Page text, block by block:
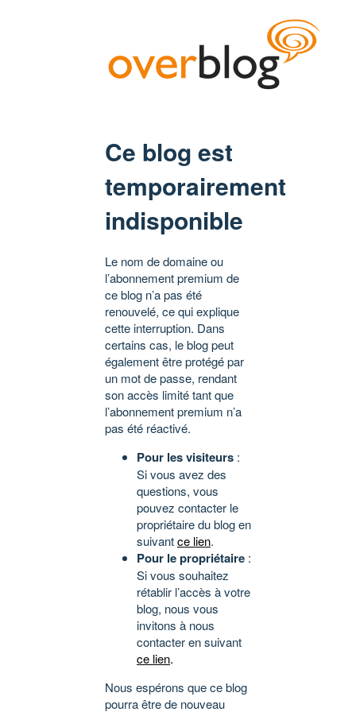
Ce blog est
temporairement
indisponible
Le nom de domaine ou
l’abonnement premium de
ce blog n’a pas été
renouvelé, ce qui explique
cette interruption. Dans
certains cas, le blog peut
également être protégé par
un mot de passe, rendant
son accès limité tant que
l’abonnement premium n’a
pas été réactivé.
Pour les visiteurs :
Si vous avez des
questions, vous
pouvez contacter le
propriétaire du blog en
suivantce lien.
Pour le propriétaire :
Si vous souhaitez
rétablir l’accès à votre
blog, nous vous
invitons à nous
contacter en suivant
ce lien.
Nous espérons que ce blog
pourra être de nouveau